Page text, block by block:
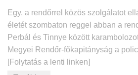
Egy, a rendőrrel közös szolgálatot
életét szombaton reggel abban a
Perbál és Tinnye között
Megyei Rendőr-főkapitányság a
[Folytatás a lenti linken]